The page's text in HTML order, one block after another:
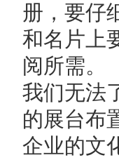
册，要仔
和名片上
阅所需。
我们无法
的展台布
企业的文